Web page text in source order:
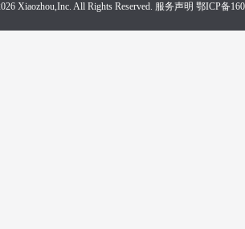
Xiaozhou,Inc. All Rights Reserved. 服务声明 鄂ICP备